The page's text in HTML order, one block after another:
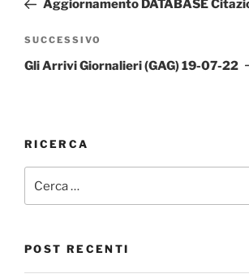
Aggiornamento DATABASE
Articolo
successivo
SUCCESSIVO
Gli Arrivi Giornalieri (GAG) 19-07-22
RICERCA
POST RECENTI